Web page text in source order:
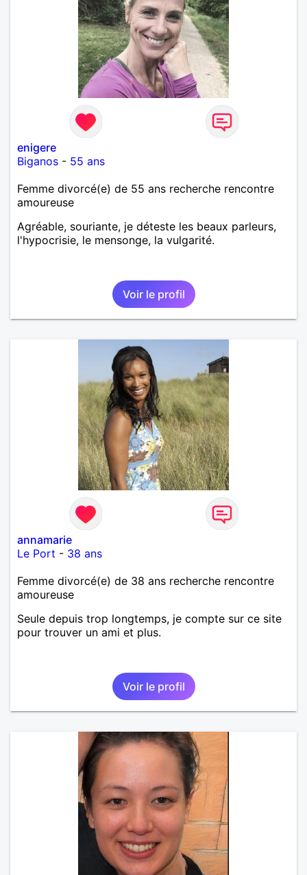
enigere
Biganos - 55 ans
Femme divorcé(e) de 55 ans recherche rencontre
amoureuse
Agréable, souriante, je déteste les beaux parleurs,
l'hypocrisie, le mensonge, la vulgarité.
Voir le profil
annamarie
Le Port - 38 ans
Femme divorcé(e) de 38 ans recherche rencontre
amoureuse
Seule depuis trop longtemps, je compte sur ce site
pour trouver un ami et plus.
Voir le profil